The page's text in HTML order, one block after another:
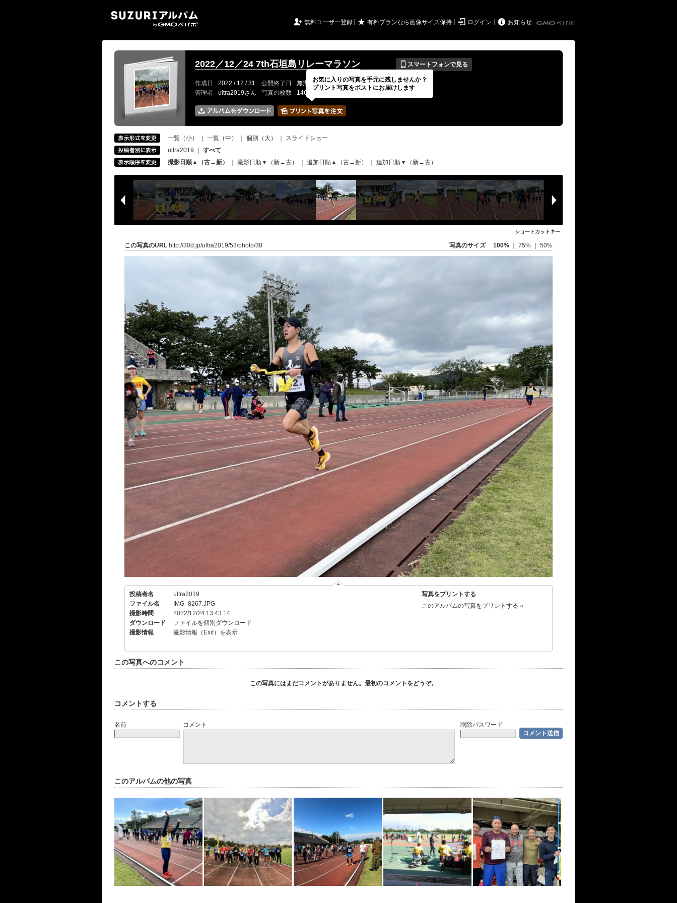
 無料ユーザー登録 ★ 有料プランなら画像サイズ保持  ログイン  お知らせ
2022／12／24 7th石垣島リレーマラソン 📱 スマートフォンで見る
作成日 2022 / 12 / 31 公開終了日 無期限 イベントの期間
---
管理者
ultra2019さん 写真の枚数 146 / 2000枚
一覧（小） 一覧（中） 個別（大）
スライドショー
ultra2019
すべて
撮影日順▲（古→新）
撮影日順▼（新→古） 追加日順▲（古→新） 追加日順▼（新→古）
ショートカットキー
この写真のURL http://30d.jp/ultra2019/53/photo/38 写真のサイズ 100% 75% 50%
投稿者名
ultra2019
ファイル名
IMG_8267.JPG
撮影時間
2022/12/24 13:43:14
ダウンロード
ファイルを個別ダウンロード
撮影情報
撮影情報（Exif）を表示
写真をプリントする
このアルバムの写真をプリントする »
この写真へのコメント
この写真にはまだコメントがありません。最初のコメントをどうぞ。
コメントする
名前 コメント 削除パスワード
このアルバムの他の写真
お気に入りの写真を手元に残しませんか？
プリント写真をポストにお届けします